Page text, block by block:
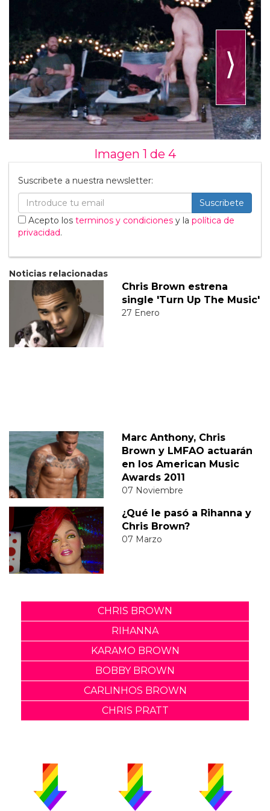
⟩
Imagen 1 de 4
Suscribete a nuestra newsletter:
Suscribete
Acepto los terminos y condiciones y la política de
privacidad.
Noticias relacionadas
Chris Brown estrena
single 'Turn Up The Music'
27 Enero
Marc Anthony, Chris
Brown y LMFAO actuarán
en los American Music
Awards 2011
07 Noviembre
¿Qué le pasó a Rihanna y
Chris Brown?
07 Marzo
CHRIS BROWN
RIHANNA
KARAMO BROWN
BOBBY BROWN
CARLINHOS BROWN
CHRIS PRATT